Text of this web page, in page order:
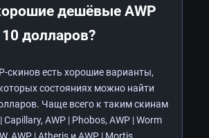
дешёвые AWP
долларов?
скинов есть хорошие варианты,
состояниях можно найти
Чаще всего к таким скинам
Capillary, AWP | Phobos, AWP | Worm